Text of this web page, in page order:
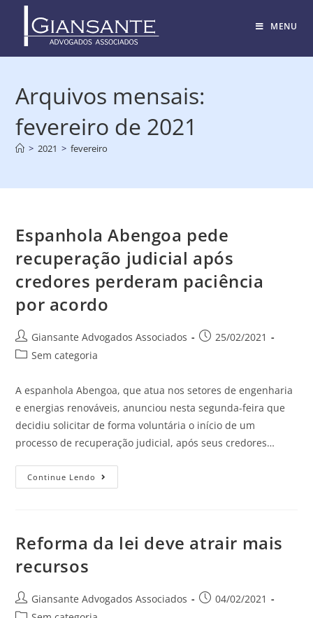
MENU
Arquivos mensais:
fevereiro de 2021
> 2021 > fevereiro
Espanhola Abengoa pede
recuperação judicial após
credores perderam paciência
por acordo
Giansante Advogados Associados
25/02/2021
Sem categoria
A espanhola Abengoa, que atua nos setores de engenharia
e energias renováveis, anunciou nesta segunda-feira que
decidiu solicitar de forma voluntária o início de um
processo de recuperação judicial, após seus credores…
Continue Lendo
Reforma da lei deve atrair mais
recursos
Giansante Advogados Associados
04/02/2021